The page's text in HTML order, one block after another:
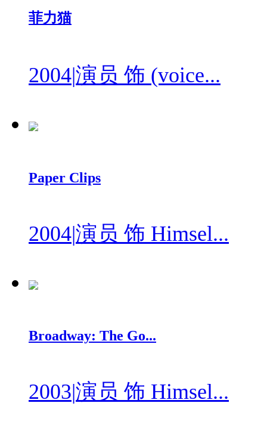
菲力猫
2004|演员 饰 (voice...
Paper Clips
2004|演员 饰 Himsel...
Broadway: The Go...
2003|演员 饰 Himsel...